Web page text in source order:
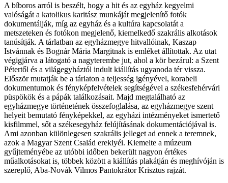
A bíboros arról is beszélt, hogy a hit és az egyház kegyelmi
valóságát a katolikus karitász munkáját megjelenítő fotók
dokumentálják, míg az egyház és a kultúra kapcsolatát a
metszeteken és fotókon megjelenő, kiemelkedő szakrális alkotások
tanúsítják. A tárlatban az egyházmegye hitvallóinak, Kaszap
Istvánnak és Bognár Mária Margitnak is emléket állítottak. Az utat
végigjárva a látogató a nagyterembe jut, ahol a kör bezárul: a Szent
Pétertől és a világegyháztól indult kiállítás ugyanoda tér vissza.
Először mutatják be a tárlaton a teljesség igényével, korabeli
dokumentumok és fényképfelvételek segítségével a székesfehérvári
püspökök és a pápák találkozásait. Majd megtalálható az
egyházmegye történetének összefoglalása, az egyházmegye szent
helyeit bemutató fényképekkel, az egyházi intézményeket ismertető
kisfilmmel, sőt a székesegyház felújításának dokumentációjával is.
Ami azonban különlegesen szakrális jelleget ad ennek a teremnek,
azok a Magyar Szent Család ereklyéi. Kiemelte a múzeum
gyűjteményébe az utóbbi időben bekerült nagyon értékes
műalkotásokat is, többek között a kiállítás plakátján és meghívóján is
szereplő, Aba-Novák Vilmos Pantokrátor Krisztus rajzát.